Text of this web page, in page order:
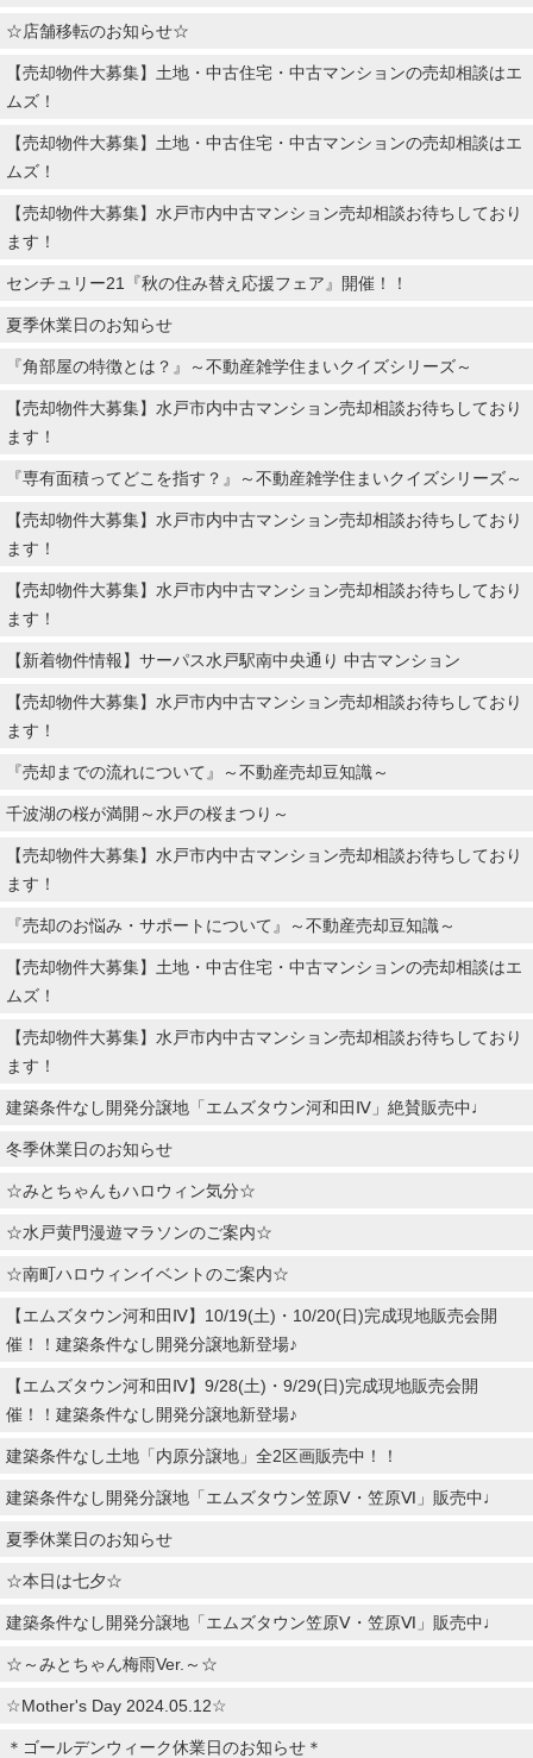
☆店舗移転のお知らせ☆
【売却物件大募集】土地・中古住宅・中古マンションの売却相談はエ
ムズ！
【売却物件大募集】土地・中古住宅・中古マンションの売却相談はエ
ムズ！
【売却物件大募集】水戸市内中古マンション売却相談お待ちしており
ます！
センチュリー21『秋の住み替え応援フェア』開催！！
夏季休業日のお知らせ
『角部屋の特徴とは？』～不動産雑学住まいクイズシリーズ～
【売却物件大募集】水戸市内中古マンション売却相談お待ちしており
ます！
『専有面積ってどこを指す？』～不動産雑学住まいクイズシリーズ～
【売却物件大募集】水戸市内中古マンション売却相談お待ちしており
ます！
【売却物件大募集】水戸市内中古マンション売却相談お待ちしており
ます！
【新着物件情報】サーパス水戸駅南中央通り 中古マンション
【売却物件大募集】水戸市内中古マンション売却相談お待ちしており
ます！
『売却までの流れについて』～不動産売却豆知識～
千波湖の桜が満開～水戸の桜まつり～
【売却物件大募集】水戸市内中古マンション売却相談お待ちしており
ます！
『売却のお悩み・サポートについて』～不動産売却豆知識～
【売却物件大募集】土地・中古住宅・中古マンションの売却相談はエ
ムズ！
【売却物件大募集】水戸市内中古マンション売却相談お待ちしており
ます！
建築条件なし開発分譲地「エムズタウン河和田Ⅳ」絶賛販売中♩
冬季休業日のお知らせ
☆みとちゃんもハロウィン気分☆
☆水戸黄門漫遊マラソンのご案内☆
☆南町ハロウィンイベントのご案内☆
【エムズタウン河和田Ⅳ】10/19(土)・10/20(日)完成現地販売会開
催！！建築条件なし開発分譲地新登場♪
【エムズタウン河和田Ⅳ】9/28(土)・9/29(日)完成現地販売会開
催！！建築条件なし開発分譲地新登場♪
建築条件なし土地「内原分譲地」全2区画販売中！！
建築条件なし開発分譲地「エムズタウン笠原Ⅴ・笠原Ⅵ」販売中♩
夏季休業日のお知らせ
☆本日は七夕☆
建築条件なし開発分譲地「エムズタウン笠原Ⅴ・笠原Ⅵ」販売中♩
☆～みとちゃん梅雨Ver.～☆
☆Mother's Day 2024.05.12☆
＊ゴールデンウィーク休業日のお知らせ＊